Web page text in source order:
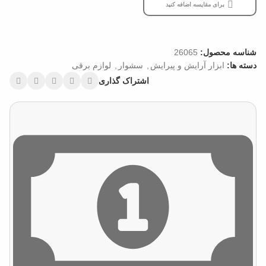
برای مقایسه اضافه کنید
شناسه محصول: 26065
دسته ها: ابزار آرایش و پیرایش , سشوار , لوازم برقی
اشتراک گذاری